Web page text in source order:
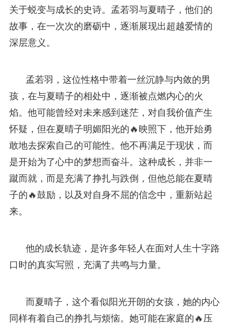
关于蜕变与成长的史诗。孟若羽与夏晴子，他们的
故事，在一次次的磨砺中，逐渐展现出超越爱情的
深层意义。
孟若羽，这位性格中带着一丝沉静与内敛的男
孩，在与夏晴子的相处中，逐渐被点燃内心的火
焰。他可能曾经对未来感到迷茫，对自我价值产生
怀疑，但在夏晴子明媚阳光的🔥映照下，他开始勇
敢地去探索自己的可能性。他不再满足于现状，而
是开始为了心中的梦想而奋斗。这种成长，并非一
蹴而就，而是充满了挣扎与跌倒，但他总能在夏晴
子的🔥鼓励，以及对自身不屈的信念中，重新站起
来。
他的成长轨迹，是许多年轻人在面对人生十字路
口时的真实写照，充满了共鸣与力量。
而夏晴子，这个看似阳光开朗的女孩，她的内心
同样有着自己的挣扎与烦恼。她可能在家庭的🔥压